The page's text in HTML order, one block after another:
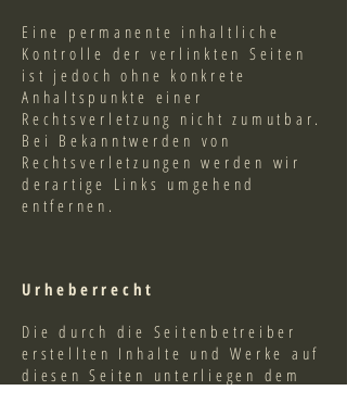
Eine permanente inhaltliche
Kontrolle der verlinkten Seiten
ist jedoch ohne konkrete
Anhaltspunkte einer
Rechtsverletzung nicht zumutbar.
Bei Bekanntwerden von
Rechtsverletzungen werden wir
derartige Links umgehend
entfernen.
Urheberrecht
Die durch die Seitenbetreiber
erstellten Inhalte und Werke auf
diesen Seiten unterliegen dem